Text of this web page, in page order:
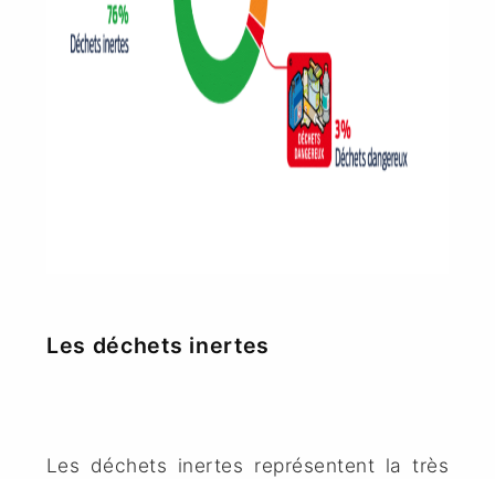
Les déchets inertes
Les déchets inertes représentent la très